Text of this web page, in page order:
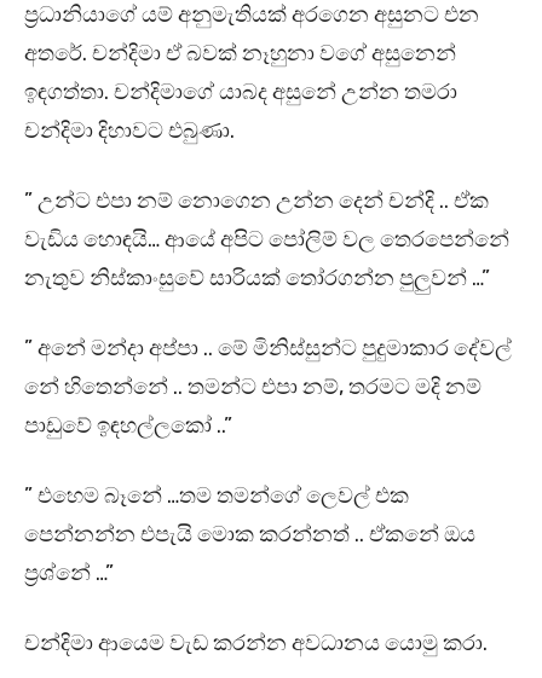
ප්‍රධානියාගේ යම් අනුමැතියක් අරගෙන අසුනට එන
අතරේ. චන්දිමා ඒ බවක් නෑහුනා වගේ අසුනෙන්
ඉඳගත්තා. චන්දිමාගේ යාබද අසුනේ උන්න තමරා
චන්දිමා දිහාවට එබුණා.
” උන්ට එපා නම් නොගෙන උන්න දෙන් චන්දි .. ඒක
වැඩිය හොඳයි… ආයේ අපිට පෝලිම් වල තෙරපෙන්නේ
නැතුව නිස්කාංසුවේ සාරියක් තෝරගන්න පුලුවන් …”
” අනේ මන්දා අප්පා .. මේ මිනිස්සුන්ට පුදුමාකාර දේවල්
නේ හිතෙන්නේ .. තමන්ට එපා නම්, තරමට මදි නම්
පාඩුවේ ඉඳහල්ලකෝ ..”
” එහෙම බෑනේ …තම තමන්ගේ ලෙවල් එක
පෙන්නන්න එපැයි මොක කරන්නත් .. ඒකනේ ඔය
ප්‍රශ්නේ …”
චන්දිමා ආයෙම වැඩ කරන්න අවධානය යොමු කරා.